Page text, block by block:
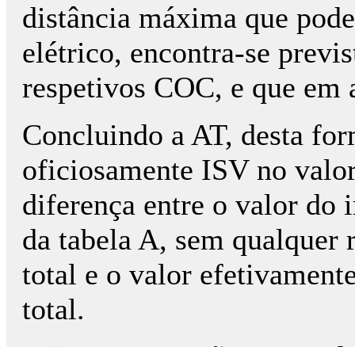
distância máxima que
elétrico, encontra-se
respetivos COC, e que em
Concluindo a AT, desta
oficiosamente ISV no
diferença entre o valor do
da tabela A, sem qualquer
total e o valor
total.